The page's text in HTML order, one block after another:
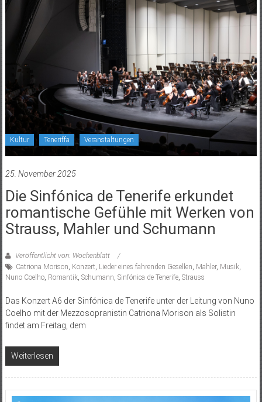
Kultur Teneriffa Veranstaltungen
25. November 2025
Die Sinfónica de Tenerife erkundet
romantische Gefühle mit Werken von
Strauss, Mahler und Schumann
Veröffentlicht von: Wochenblatt
Catriona Morison Konzert Lieder eines fahrenden Gesellen Mahler, Musik,
Nuno Coelho, Romantik, Schumann Sinfónica de Tenerife, Strauss
Das Konzert A6 der Sinfónica de Tenerife unter der Leitung von Nuno
Coelho mit der Mezzosopranistin Catriona Morison als Solistin
findet am Freitag, dem
Weiterlesen